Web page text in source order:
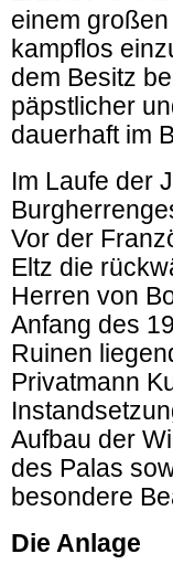
einem
kampflos
dem Besitz
päpstlicher
dauerhaft im
Im Laufe der
Vor der
Eltz die
Herren von
Anfang des
Ruinen
Privatmann
Aufbau der
des Palas
besondere
Die Anlage